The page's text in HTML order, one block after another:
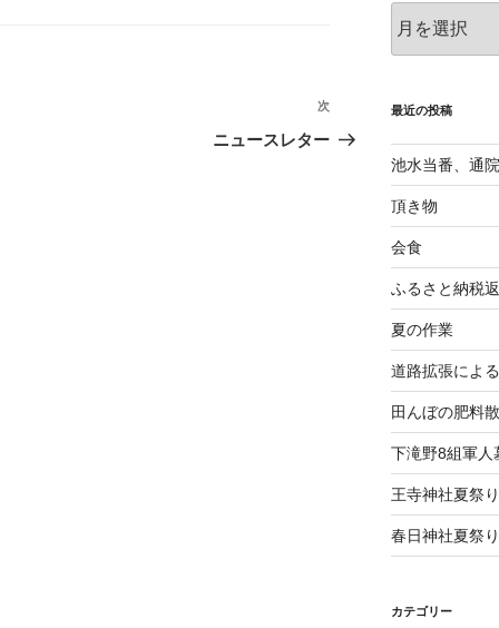
次
の
次
ニュースレター
ー
ブ
最近の投稿
池水当番、通院
頂き物
会食
ふるさと納税
夏の作業
道路拡張によ
田んぼの肥料
下滝野8組軍人
王寺神社夏祭
春日神社夏祭り
カテゴリー